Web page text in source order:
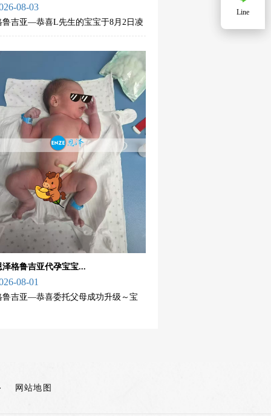
08-03
鲁吉亚—恭喜L先生的宝宝于8月2日凌
泽格鲁吉亚代孕宝宝...
08-01
鲁吉亚—恭喜委托父母成功升级～宝
网站地图
Line